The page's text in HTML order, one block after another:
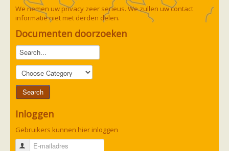
We nemen uw privacy zeer serieus. We zullen uw contact
informatie niet met derden delen.
Documenten doorzoeken
Inloggen
Gebruikers kunnen hier inloggen
E-mailadres